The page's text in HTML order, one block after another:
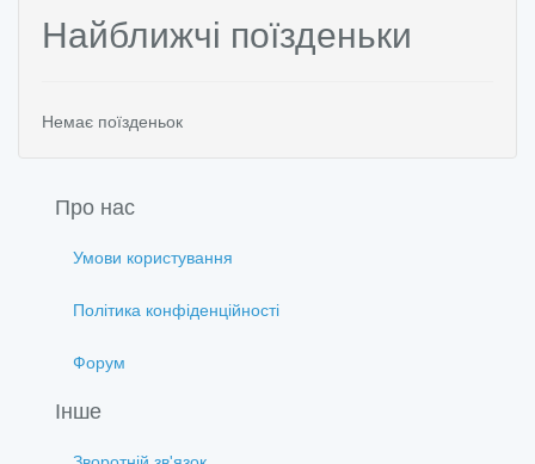
Найближчі поїзденьки
Немає поїзденьок
Про нас
Умови користування
Політика конфіденційності
Форум
Інше